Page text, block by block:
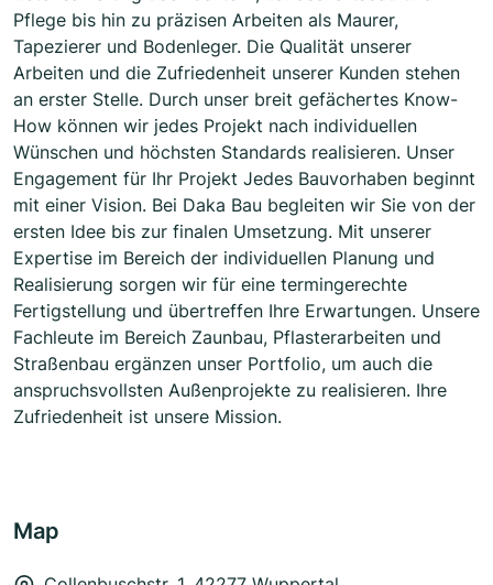
Pflege bis hin zu präzisen Arbeiten als Maurer,
Tapezierer und Bodenleger. Die Qualität unserer
Arbeiten und die Zufriedenheit unserer Kunden stehen
an erster Stelle. Durch unser breit gefächertes Know-
How können wir jedes Projekt nach individuellen
Wünschen und höchsten Standards realisieren. Unser
Engagement für Ihr Projekt Jedes Bauvorhaben beginnt
mit einer Vision. Bei Daka Bau begleiten wir Sie von der
ersten Idee bis zur finalen Umsetzung. Mit unserer
Expertise im Bereich der individuellen Planung und
Realisierung sorgen wir für eine termingerechte
Fertigstellung und übertreffen Ihre Erwartungen. Unsere
Fachleute im Bereich Zaunbau, Pflasterarbeiten und
Straßenbau ergänzen unser Portfolio, um auch die
anspruchsvollsten Außenprojekte zu realisieren. Ihre
Zufriedenheit ist unsere Mission.
Map